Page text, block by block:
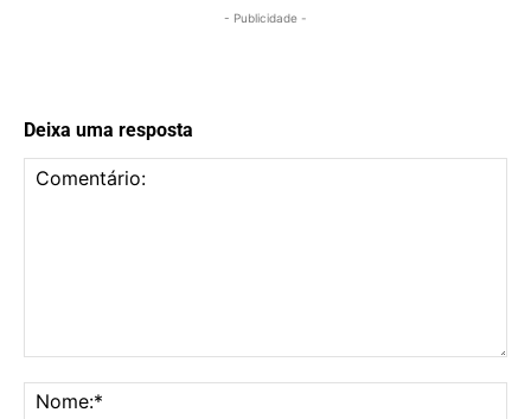
- Publicidade -
Deixa uma resposta